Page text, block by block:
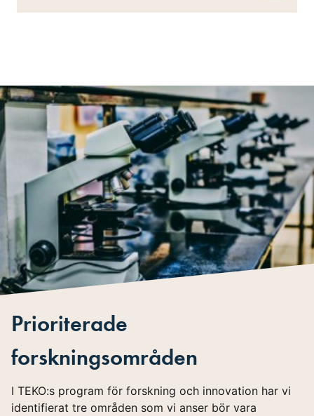
Prioriterade
forskningsområden
I TEKO:s program för forskning och innovation har vi
identifierat tre områden som vi anser bör vara